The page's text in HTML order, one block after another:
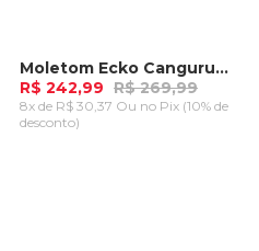
-10%Moletom Ecko Canguru Aberto Preto
R$ 242,99 R$ 269,99
8x de R$ 30,37 Ou no Pix (10% de
desconto)